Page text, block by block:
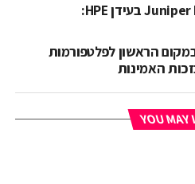
הראשון לפלטפורמות
האמינות
YOU MAY